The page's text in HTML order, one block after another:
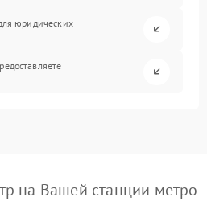
юридических
на Вашей станции метро